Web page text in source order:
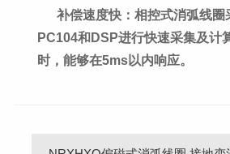
补偿速度快：相控式消弧线圈
PC104和DSP进行快速采集及计
时，能够在5ms以内响应。